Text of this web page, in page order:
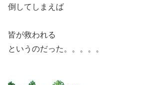
倒してしまえば
皆が救われる
というのだった。。。。。